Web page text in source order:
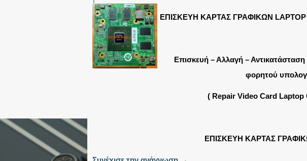
ΕΠΙΣΚΕΥΗ ΚΑΡΤΑΣ ΓΡΑΦΙΚΩΝ LAPTOP
Επισκευή – Αλλαγή –
φορητού
( Repair Video Card Laptop
ΕΠΙΣΚΕΥΗ ΚΑΡΤΑΣ